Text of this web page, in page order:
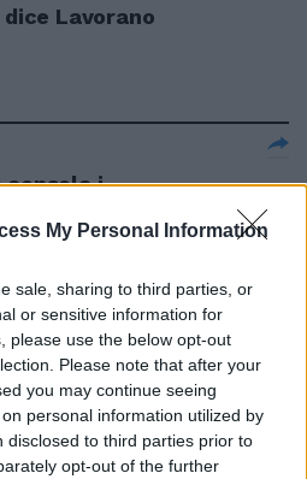
My Personal Information
sale, sharing to third parties, or
or sensitive information for
please use the below opt-out
Please note that after your
you may continue seeing
personal information utilized by
disclosed to third parties prior to
opt-out of the further
Lavorano
i
Roma
conquista il
l'Istituto
e statistica